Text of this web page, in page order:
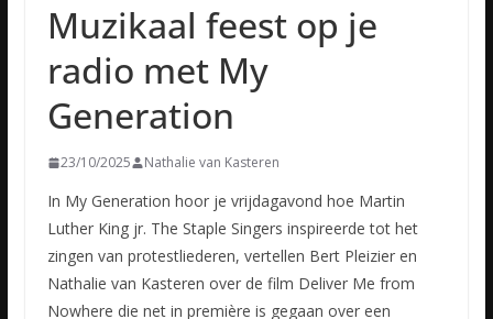
Muzikaal feest op je
radio met My
Generation
23/10/2025 Nathalie van Kasteren
In My Generation hoor je vrijdagavond hoe Martin
Luther King jr. The Staple Singers inspireerde tot het
zingen van protestliederen, vertellen Bert Pleizier en
Nathalie van Kasteren over de film Deliver Me from
Nowhere die net in première is gegaan over een